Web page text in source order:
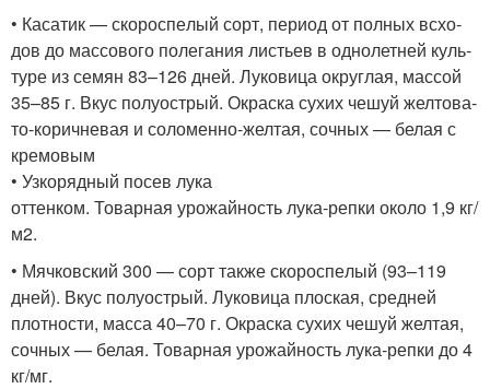
• Каса­тик — ско­ро­спе­лый сорт, пери­од от пол­ных всхо­
дов до мас­со­во­го поле­га­ния листьев в одно­лет­ней куль­
ту­ре из семян 83–126 дней. Луко­ви­ца округ­лая, мас­сой
35–85 г. Вкус полу­ост­рый. Окрас­ка сухих чешуй жел­то­ва­
то-корич­не­вая и соло­мен­но-жел­тая, соч­ных — белая с
кремовым
• Узко­ряд­ный посев лука
оттен­ком. Товар­ная уро­жай­ность лука-реп­ки око­ло 1,9 кг/
м2.
• Мяч­ков­ский 300 — сорт так­же ско­ро­спе­лый (93–119
дней). Вкус полу­ост­рый. Луко­ви­ца плос­кая, сред­ней
плот­но­сти, мас­са 40–70 г. Окрас­ка сухих чешуй жел­тая,
соч­ных — белая. Товар­ная уро­жай­ность лука-реп­ки до 4
кг/мг.